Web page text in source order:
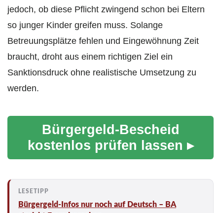
jedoch, ob diese Pflicht zwingend schon bei Eltern
so junger Kinder greifen muss. Solange
Betreuungsplätze fehlen und Eingewöhnung Zeit
braucht, droht aus einem richtigen Ziel ein
Sanktionsdruck ohne realistische Umsetzung zu
werden.
Bürgergeld-Bescheid
kostenlos prüfen lassen ▸
Bürgergeld-Infos nur noch auf Deutsch – BA